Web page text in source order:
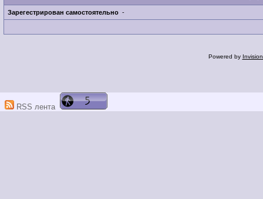
Зарегестрирован самостоятельно -
Powered by
RSS лента